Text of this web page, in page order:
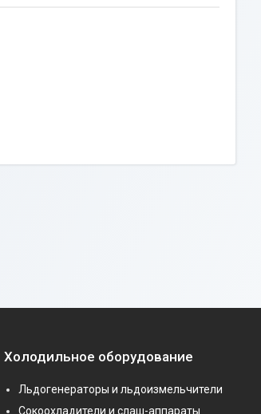
Холодильное оборудование
Льдогенераторы и льдоизмельчители
Сокоохладители и слаш-аппараты